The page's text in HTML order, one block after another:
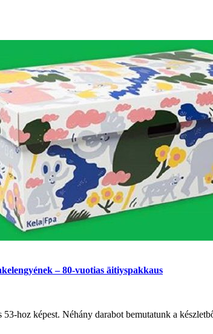
‒ 80-vuotias äitiyspakkaus
hoz képest. Néhány darabot bemutatunk a